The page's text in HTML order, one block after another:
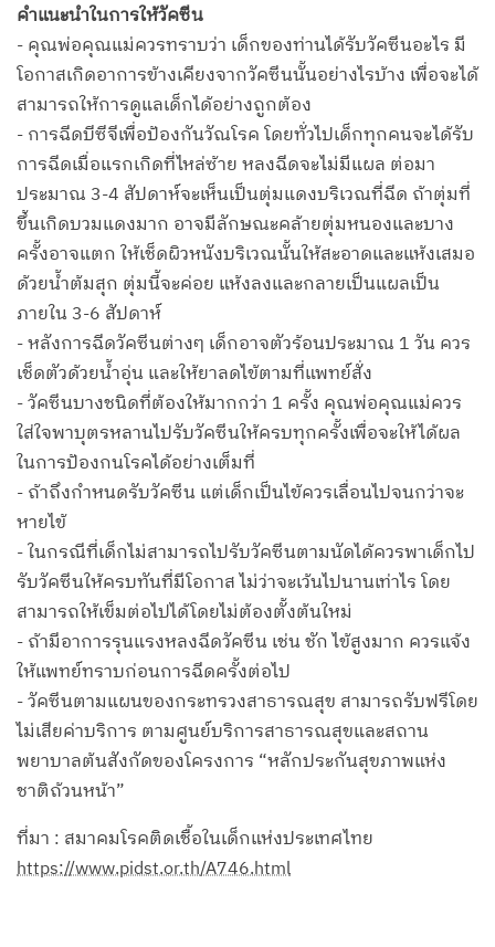
คำแนะนำในการให้วัคซีน
- คุณพ่อคุณแม่ควรทราบว่า เด็กของท่านได้รับวัคซีนอะไร มี
โอกาสเกิดอาการข้างเคียงจากวัคซีนนั้นอย่างไรบ้าง เพื่อจะได้
สามารถให้การดูแลเด็กได้อย่างถูกต้อง
- การฉีดบีซีจีเพื่อป้องกันวัณโรค โดยทั่วไปเด็กทุกคนจะได้รับ
การฉีดเมื่อแรกเกิดที่ไหล่ซ้าย หลงฉีดจะไม่มีแผล ต่อมา
ประมาณ 3-4 สัปดาห์จะเห็นเป็นตุ่มแดงบริเวณที่ฉีด ถ้าตุ่มที่
ขึ้นเกิดบวมแดงมาก อาจมีลักษณะคล้ายตุ่มหนองและบาง
ครั้งอาจแตก ให้เช็ดผิวหนังบริเวณนั้นให้สะอาดและแห้งเสมอ
ด้วยน้ำต้มสุก ตุ่มนี้จะค่อย แห้งลงและกลายเป็นแผลเป็น
ภายใน 3-6 สัปดาห์
- หลังการฉีดวัคซีนต่างๆ เด็กอาจตัวร้อนประมาณ 1 วัน ควร
เช็ดตัวด้วยน้ำอุ่น และให้ยาลดไข้ตามที่แพทย์สั่ง
- วัคซีนบางชนิดที่ต้องให้มากกว่า 1 ครั้ง คุณพ่อคุณแม่ควร
ใส่ใจพาบุตรหลานไปรับวัคซีนให้ครบทุกครั้งเพื่อจะให้ได้ผล
ในการป้องกนโรคได้อย่างเต็มที่
- ถ้าถึงกำหนดรับวัคซีน แต่เด็กเป็นไข้ควรเลื่อนไปจนกว่าจะ
หายไข้
- ในกรณีที่เด็กไม่สามารถไปรับวัคซีนตามนัดได้ควรพาเด็กไป
รับวัคซีนให้ครบทันที่มีโอกาส ไม่ว่าจะเว้นไปนานเท่าไร โดย
สามารถให้เข็มต่อไปได้โดยไม่ต้องตั้งต้นใหม่
- ถ้ามีอาการรุนแรงหลงฉีดวัคซีน เช่น ชัก ไข้สูงมาก ควรแจ้ง
ให้แพทย์ทราบก่อนการฉีดครั้งต่อไป
- วัคซีนตามแผนของกระทรวงสาธารณสุข สามารถรับฟรีโดย
ไม่เสียค่าบริการ ตามศูนย์บริการสาธารณสุขและสถาน
พยาบาลต้นสังกัดของโครงการ “หลักประกันสุขภาพแห่ง
ชาติถ้วนหน้า”
ที่มา : สมาคมโรคติดเชื้อในเด็กแห่งประเทศไทย
https://www.pidst.or.th/A746.html